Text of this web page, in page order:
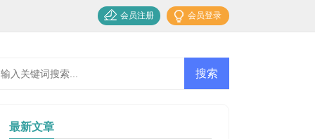
会员登录
会员注册
最新文章